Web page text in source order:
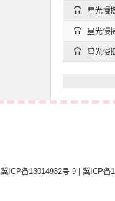
星光慢
星光慢
星光慢
冀ICP备13014932号-9 冀ICP备